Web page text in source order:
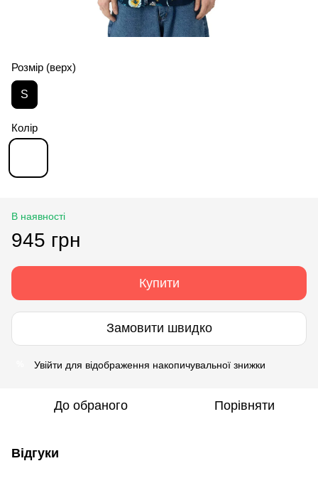
Розмір (верх)
S
Колір
В наявності
945 грн
Купити
Замовити швидко
Увійти для відображення накопичувальної знижки
До обраного Порівняти
Відгуки